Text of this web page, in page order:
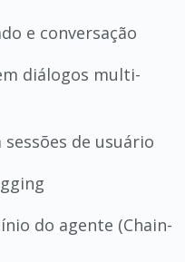
e conversação
diálogos multi-
de usuário
do agente (Chain-